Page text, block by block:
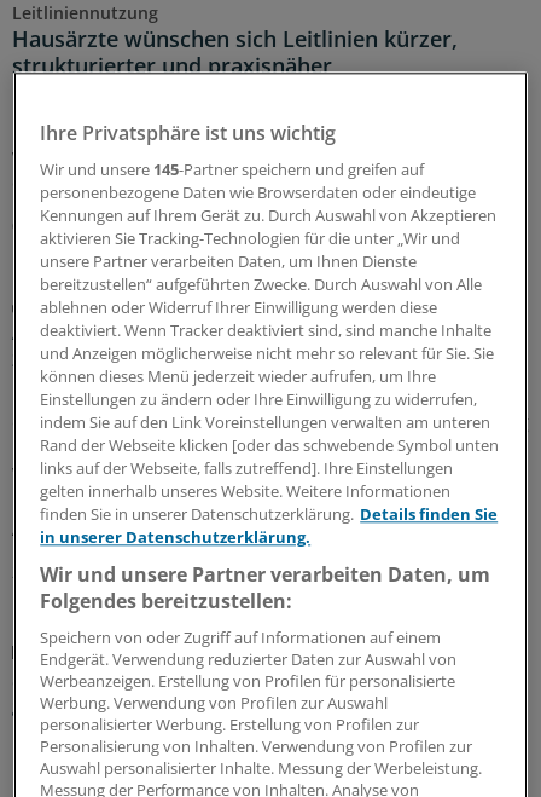
Leitliniennutzung
Hausärzte wünschen sich Leitlinien kürzer,
strukturierter und praxisnäher
Leitlinien zurückgegriffen – eine Umfrage zeigt allerdings
wegen Zeitmangels und zu umfangreicher Dokumente
deutlichen Verbesserungsbedarf.
03.08.2026
Juli-Sitzung des CHMP
Acht Pharma-Innovationen auf der Zielgeraden
zur EU-Zulassung
Neue Ansätze gegen zu hohe Cholesterinwerte bildeten
einen Schwerpunkt der jüngsten Experten-Begutachtung
bei der EMA: Auch gab es Zulassungsempfehlungen für
Wirkstoffe gegen Plaque-Psoriasis, primäre biliäre
Cholangitis, COVID-19, AMD und zerebrale
Adrenoleukodystrophie.
24.07.2026
Praxislandschaft 2040
Studie: In welchen Regionen mittelfristig die
größten Hausarztlücken drohen
Laut einer aktuellen Projektion im Auftrag der Robert
Bosch Stiftung ist – wenn nicht gegengesteuert wird –
Ihre Privatsphäre ist uns wichtig
Wir und unsere 145-Partner speichern und greifen auf
personenbezogene Daten wie Browserdaten oder eindeutige
Kennungen auf Ihrem Gerät zu. Durch Auswahl von Akzeptieren
aktivieren Sie Tracking-Technologien für die unter „Wir und
unsere Partner verarbeiten Daten, um Ihnen Dienste
bereitzustellen“ aufgeführten Zwecke. Durch Auswahl von Alle
ablehnen oder Widerruf Ihrer Einwilligung werden diese
deaktiviert. Wenn Tracker deaktiviert sind, sind manche Inhalte
und Anzeigen möglicherweise nicht mehr so relevant für Sie. Sie
können dieses Menü jederzeit wieder aufrufen, um Ihre
Einstellungen zu ändern oder Ihre Einwilligung zu widerrufen,
indem Sie auf den Link Voreinstellungen verwalten am unteren
Rand der Webseite klicken [oder das schwebende Symbol unten
links auf der Webseite, falls zutreffend]. Ihre Einstellungen
gelten innerhalb unseres Website. Weitere Informationen
finden Sie in unserer Datenschutzerklärung. Details finden Sie
in unserer Datenschutzerklärung.
Wir und unsere Partner verarbeiten Daten, um
Folgendes bereitzustellen:
Speichern von oder Zugriff auf Informationen auf einem
Endgerät. Verwendung reduzierter Daten zur Auswahl von
Werbeanzeigen. Erstellung von Profilen für personalisierte
Werbung. Verwendung von Profilen zur Auswahl
personalisierter Werbung. Erstellung von Profilen zur
Personalisierung von Inhalten. Verwendung von Profilen zur
Auswahl personalisierter Inhalte. Messung der Werbeleistung.
Messung der Performance von Inhalten. Analyse von